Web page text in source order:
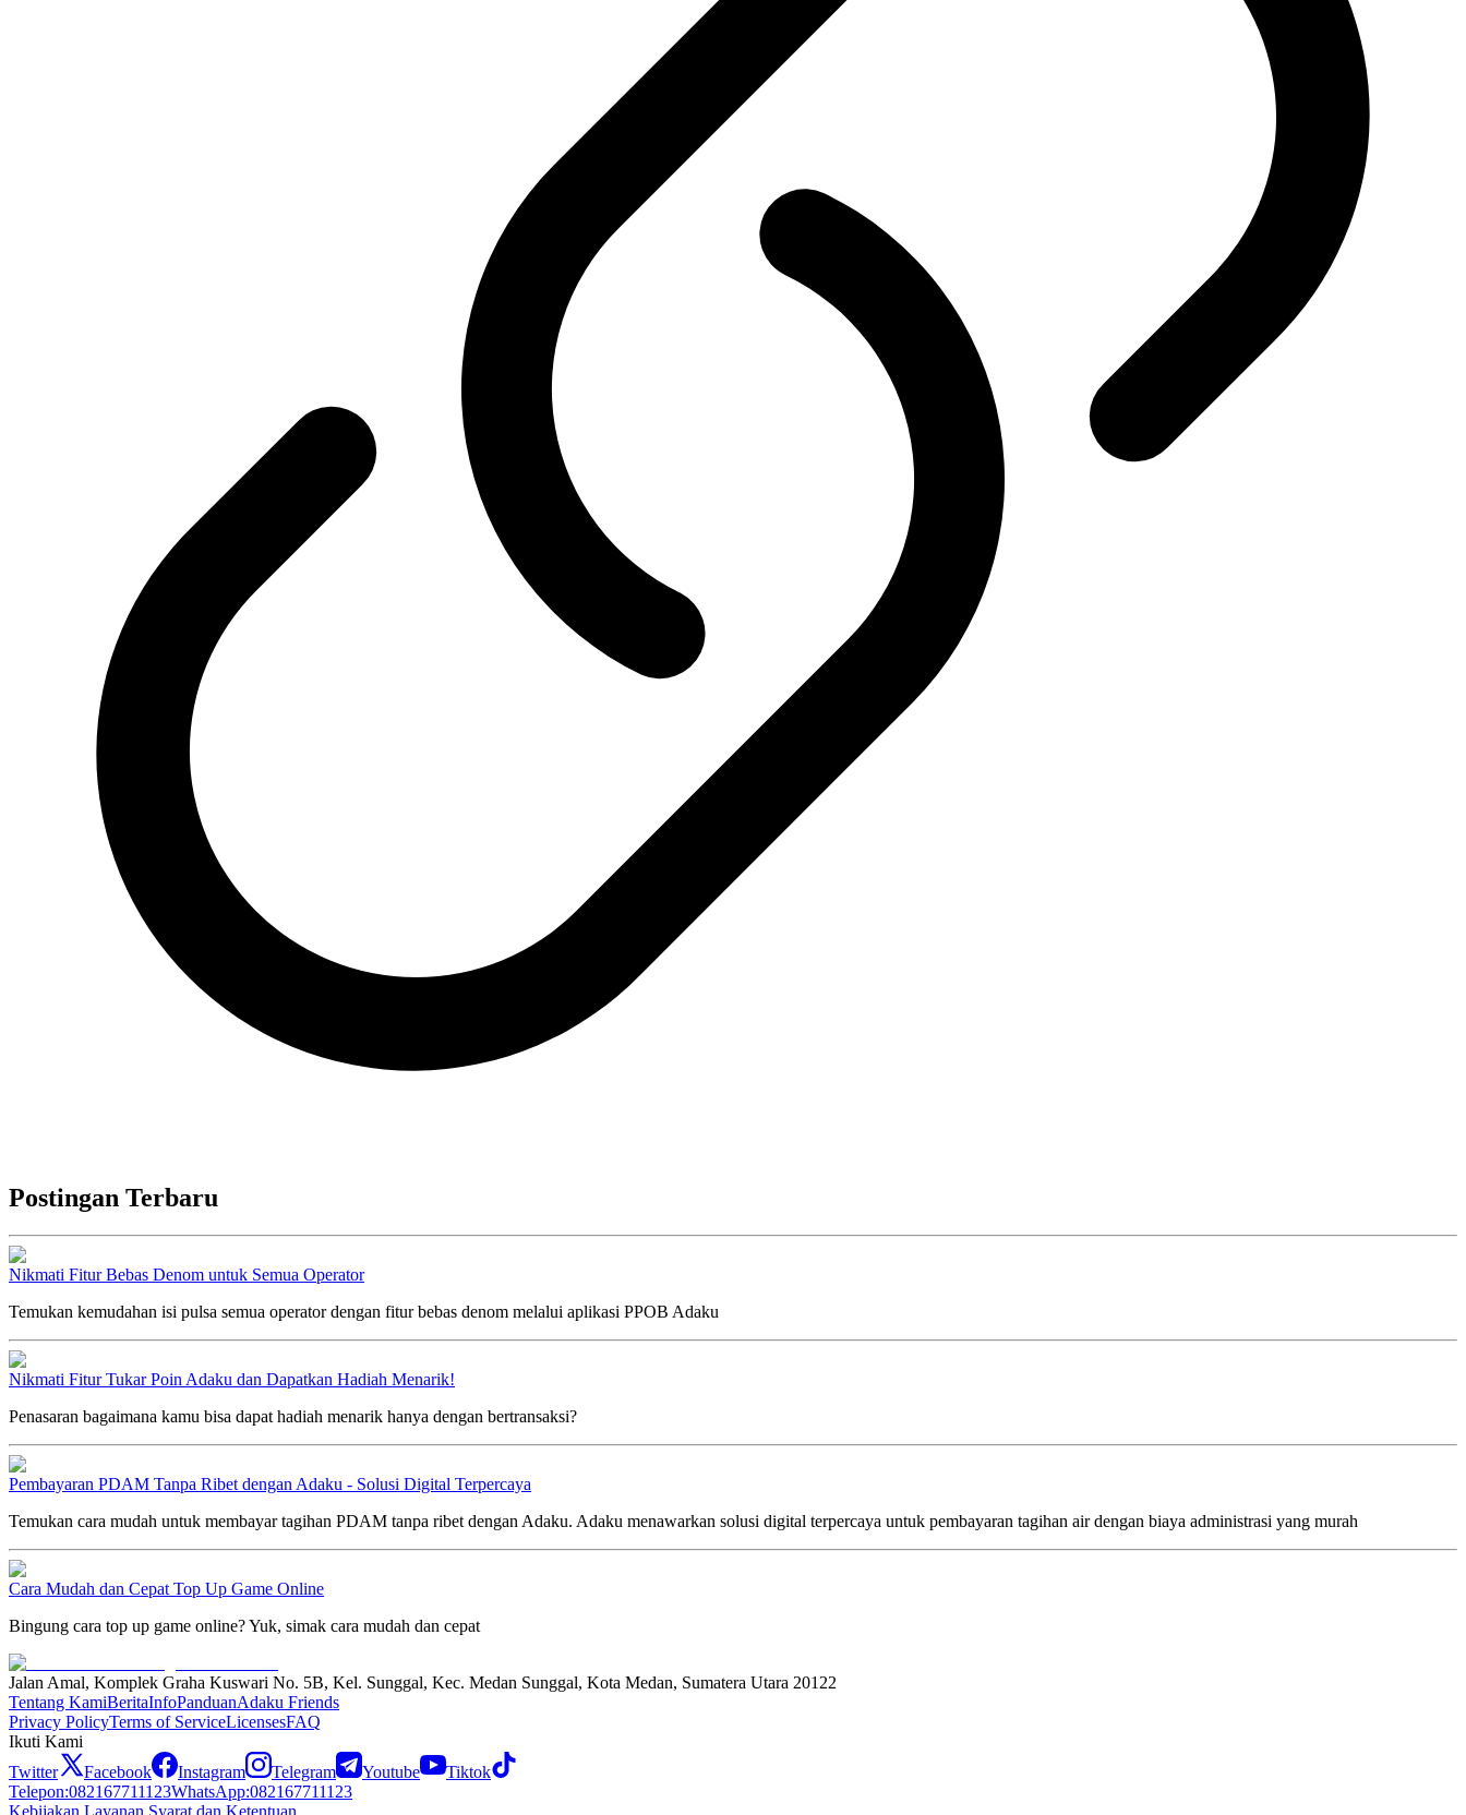
Postingan Terbaru
Nikmati Fitur Bebas Denom untuk Semua Operator
Temukan kemudahan isi pulsa semua operator dengan fitur bebas denom melalui aplikasi PPOB Adaku
Nikmati Fitur Tukar Poin Adaku dan Dapatkan Hadiah Menarik!
Penasaran bagaimana kamu bisa dapat hadiah menarik hanya dengan bertransaksi?
Pembayaran PDAM Tanpa Ribet dengan Adaku - Solusi Digital Terpercaya
Temukan cara mudah untuk membayar tagihan PDAM tanpa ribet dengan Adaku. Adaku menawarkan solusi digital terpercaya untuk pembayaran tagihan air dengan biaya administrasi yang murah
Cara Mudah dan Cepat Top Up Game Online
Bingung cara top up game online? Yuk, simak cara mudah dan cepat
Jalan Amal, Komplek Graha Kuswari No. 5B, Kel. Sunggal, Kec. Medan Sunggal, Kota Medan, Sumatera Utara 20122
Tentang KamiBeritaInfoPanduanAdaku Friends
Privacy PolicyTerms of ServiceLicensesFAQ
Ikuti Kami
Twitter
Facebook Instagram Telegram Youtube
Tiktok
Telepon:082167711123WhatsApp:082167711123